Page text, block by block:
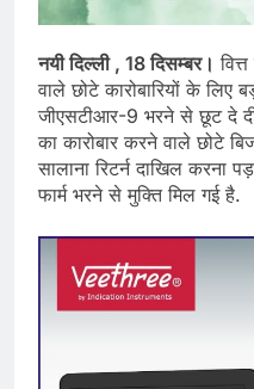
नयी दिल्ली , 18 दिसम्बर।
वाले छोटे कारोबारियों के लिए
जीएसटीआर-9 भरने से छूट दे
का कारोबार करने वाले छोटे
सालाना रिटर्न दाखिल करना
फार्म भरने से मुक्ति मिल गई है.